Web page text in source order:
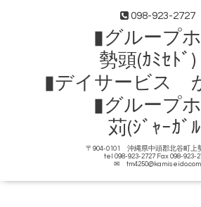
098-923-2727
▮グループホ
勢頭(ｶﾐｾﾄ
▮デイサービス
▮グループホ
苅(ｼﾞｬｰｶﾞ
〒904-0101 沖縄県中頭郡北谷町上
tel 098-923-2727 Fax 098-923-
✉ tm4250@kamiseido.com